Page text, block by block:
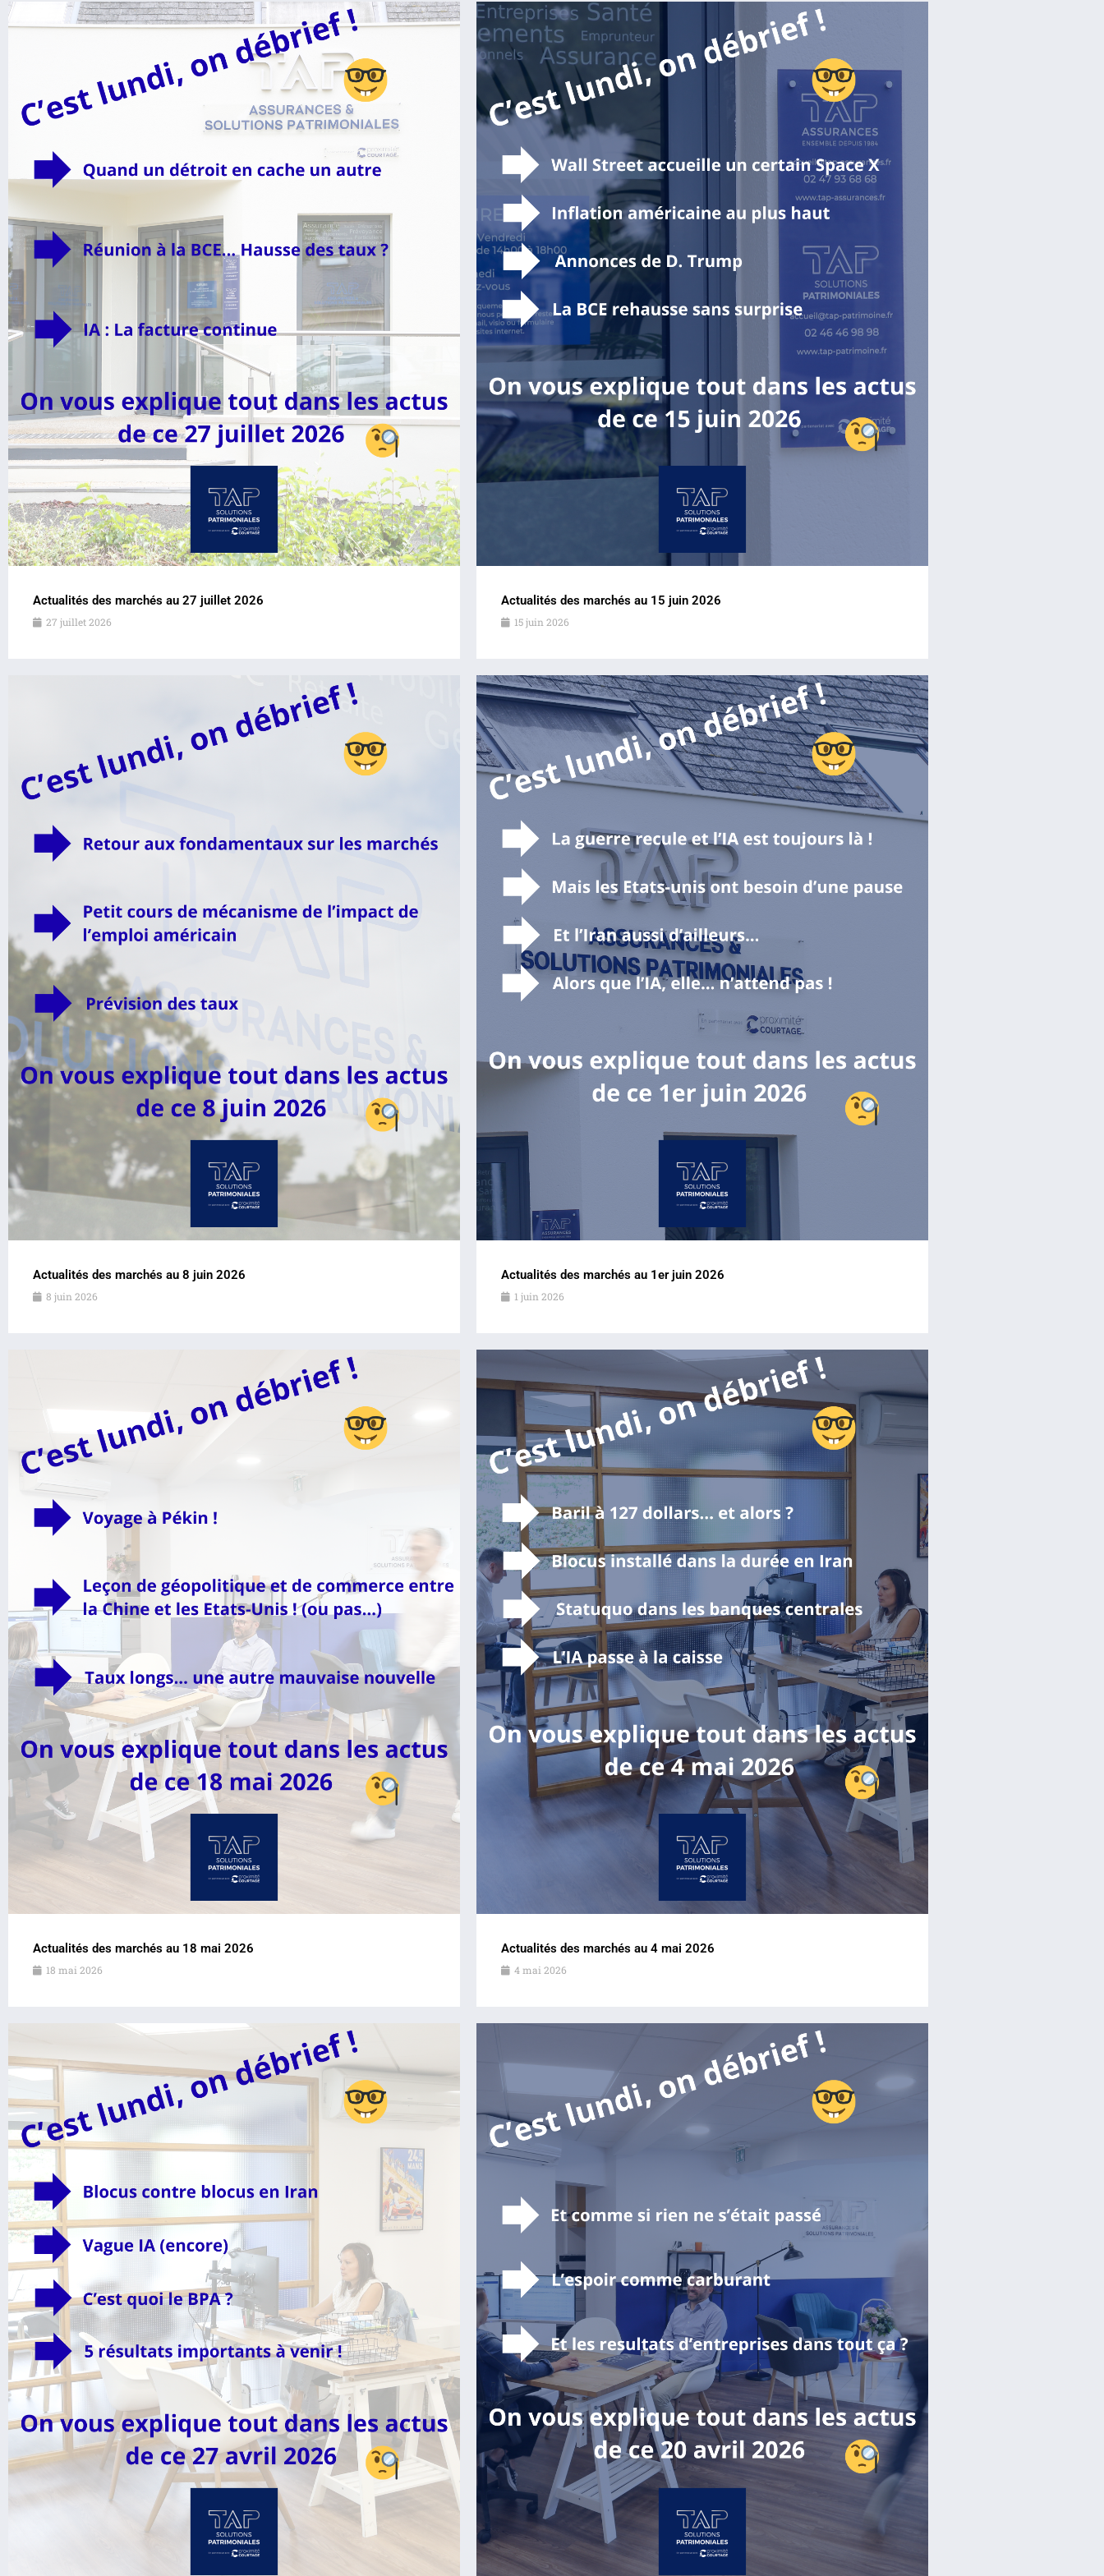
Actualités des marchés au 27 juillet 2026
27 juillet 2026
Actualités des marchés au 15 juin 2026
15 juin 2026
Actualités des marchés au 8 juin 2026
8 juin 2026
Actualités des marchés au 1er juin 2026
1 juin 2026
Actualités des marchés au 18 mai 2026
18 mai 2026
Actualités des marchés au 4 mai 2026
4 mai 2026